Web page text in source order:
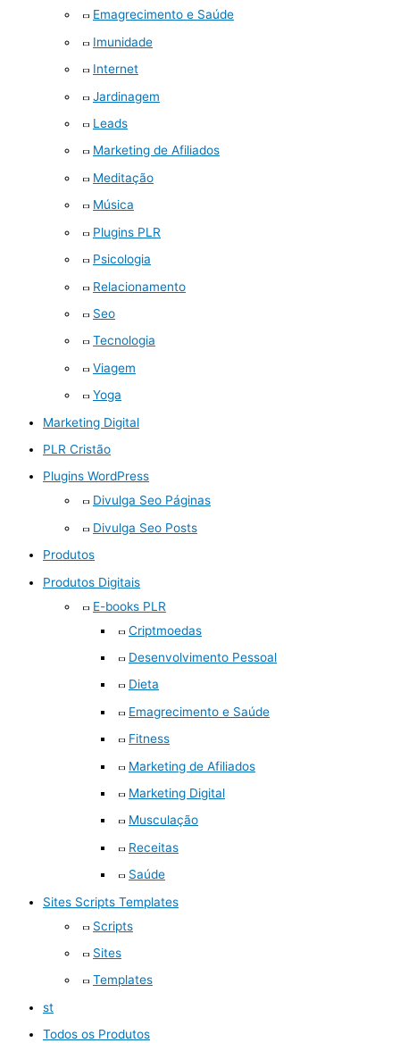
Emagrecimento e Saúde
Imunidade
Internet
Jardinagem
Leads
Marketing de Afiliados
Meditação
Música
Plugins PLR
Psicologia
Relacionamento
Seo
Tecnologia
Viagem
Yoga
Marketing Digital
PLR Cristão
Plugins WordPress
Divulga Seo Páginas
Divulga Seo Posts
Produtos
Produtos Digitais
E-books PLR
Criptmoedas
Desenvolvimento Pessoal
Dieta
Emagrecimento e Saúde
Fitness
Marketing de Afiliados
Marketing Digital
Musculação
Receitas
Saúde
Sites Scripts Templates
Scripts
Sites
Templates
st
Todos os Produtos